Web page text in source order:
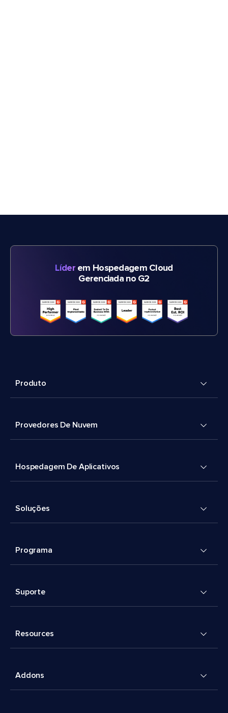
Líderem Hospedagem Cloud
Gerenciada no G2
Produto
Provedores De Nuvem
Hospedagem De Aplicativos
Soluções
Programa
Suporte
Resources
Addons